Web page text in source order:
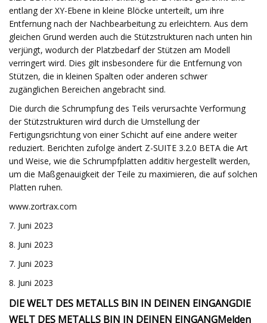
entlang der XY-Ebene in kleine Blöcke unterteilt, um ihre
Entfernung nach der Nachbearbeitung zu erleichtern. Aus dem
gleichen Grund werden auch die Stützstrukturen nach unten hin
verjüngt, wodurch der Platzbedarf der Stützen am Modell
verringert wird. Dies gilt insbesondere für die Entfernung von
Stützen, die in kleinen Spalten oder anderen schwer
zugänglichen Bereichen angebracht sind.
Die durch die Schrumpfung des Teils verursachte Verformung
der Stützstrukturen wird durch die Umstellung der
Fertigungsrichtung von einer Schicht auf eine andere weiter
reduziert. Berichten zufolge ändert Z-SUITE 3.2.0 BETA die Art
und Weise, wie die Schrumpfplatten additiv hergestellt werden,
um die Maßgenauigkeit der Teile zu maximieren, die auf solchen
Platten ruhen.
www.zortrax.com
7. Juni 2023
8. Juni 2023
7. Juni 2023
8. Juni 2023
DIE WELT DES METALLS BIN IN DEINEN EINGANGDIE
WELT DES METALLS BIN IN DEINEN EINGANGMelden